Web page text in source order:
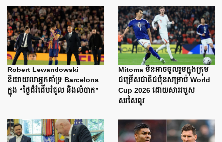
Robert Lewandowski
និយាយលាអ្នកគាំទ្រ Barcelona
ក្នុង “ថ្ងៃដ៏រំជើបរំជួល និងលំបាក”
Mitoma មិនអាចចូលរួមក្នុងក្រុម
ជម្រើសជាតិជប៉ុនសម្រាប់ World
Cup 2026 ដោយសាររបួស
សរសៃពួរ